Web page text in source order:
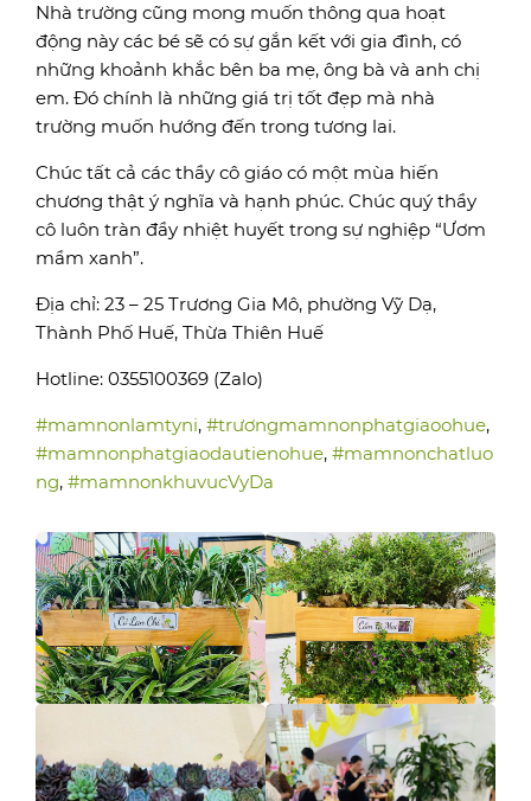
Nhà trường cũng mong muốn thông qua hoạt
động này các bé sẽ có sự gắn kết với gia đình, có
những khoảnh khắc bên ba mẹ, ông bà và anh chị
em. Đó chính là những giá trị tốt đẹp mà nhà
trường muốn hướng đến trong tương lai.
Chúc tất cả các thầy cô giáo có một mùa hiến
chương thật ý nghĩa và hạnh phúc. Chúc quý thầy
cô luôn tràn đầy nhiệt huyết trong sự nghiệp “Ươm
mầm xanh”.
Địa chỉ: 23 – 25 Trương Gia Mô, phường Vỹ Dạ,
Thành Phố Huế, Thừa Thiên Huế
Hotline: 0355100369 (Zalo)
#mamnonlamtyni, #trươngmamnonphatgiaoohue,
#mamnonphatgiaodautienohue, #mamnonchatluo
ng, #mamnonkhuvucVyDa